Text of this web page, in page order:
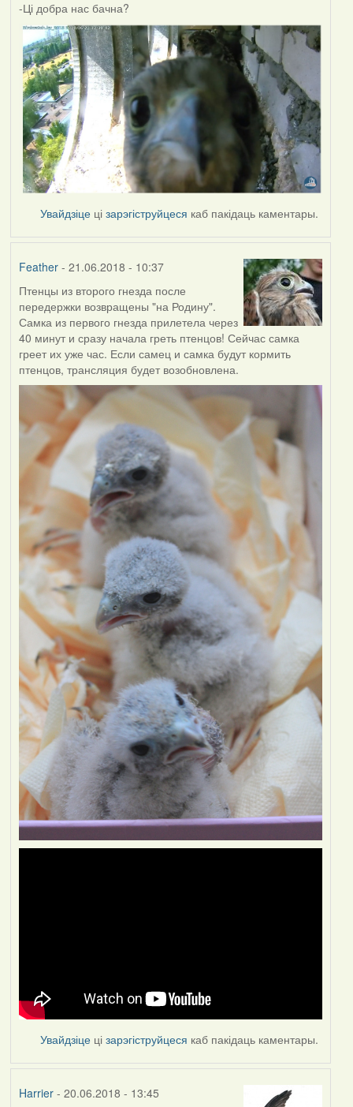
-Ці добра нас бачна?
Увайдзіце цізарэгіструйцеся каб пакідаць каментары.
Feather- 21.06.2018 - 10:37
Птенцы из второго гнезда после
передержки возвращены "на Родину".
Самка из первого гнезда прилетела через
40 минут и сразу начала греть птенцов! Сейчас самка
греет их уже час. Если самец и самка будут кормить
птенцов, трансляция будет возобновлена.
Увайдзіце цізарэгіструйцеся каб пакідаць каментары.
Harrier- 20.06.2018 - 13:45